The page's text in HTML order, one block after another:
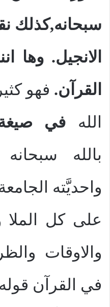
سبحانه,كذلك
الانجيل. وها
القرآن. فهو
الله في
بالله
واحديَّته
على كل الملا
والاوقات
في القرآن